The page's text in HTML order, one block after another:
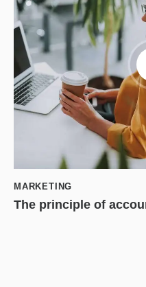
MARKETING
The principle of